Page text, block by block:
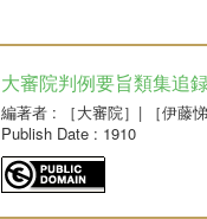
大審院判例要旨類集追
編著者 : ［大審院］| ［伊藤
Publish Date : 1910